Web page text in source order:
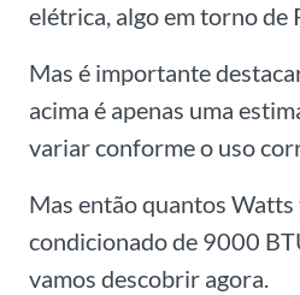
elétrica, algo em torno de
Mas é importante
acima é apenas uma
variar conforme o uso
Mas então quantos Watts
condicionado de 9000
vamos descobrir agora.